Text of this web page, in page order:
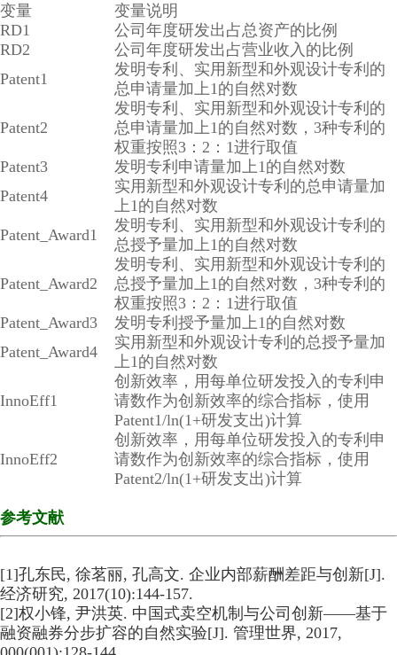
变量
变量说明
RD1
公司年度研发出占总资产的比例
RD2
公司年度研发出占营业收入的比例
Patent1
发明专利、实用新型和外观设计专利的
总申请量加上1的自然对数
Patent2
发明专利、实用新型和外观设计专利的
总申请量加上1的自然对数，3种专利的
权重按照3：2：1进行取值
Patent3
发明专利申请量加上1的自然对数
Patent4
实用新型和外观设计专利的总申请量加
上1的自然对数
Patent_Award1
发明专利、实用新型和外观设计专利的
总授予量加上1的自然对数
Patent_Award2
发明专利、实用新型和外观设计专利的
总授予量加上1的自然对数，3种专利的
权重按照3：2：1进行取值
Patent_Award3
发明专利授予量加上1的自然对数
Patent_Award4
实用新型和外观设计专利的总授予量加
上1的自然对数
InnoEff1
创新效率，用每单位研发投入的专利申
请数作为创新效率的综合指标，使用
Patent1/ln(1+研发支出)计算
InnoEff2
创新效率，用每单位研发投入的专利申
请数作为创新效率的综合指标，使用
Patent2/ln(1+研发支出)计算
参考文献
[1]孔东民, 徐茗丽, 孔高文. 企业内部薪酬差距与创新[J].
经济研究, 2017(10):144-157.
[2]权小锋, 尹洪英. 中国式卖空机制与公司创新——基于
融资融券分步扩容的自然实验[J]. 管理世界, 2017,